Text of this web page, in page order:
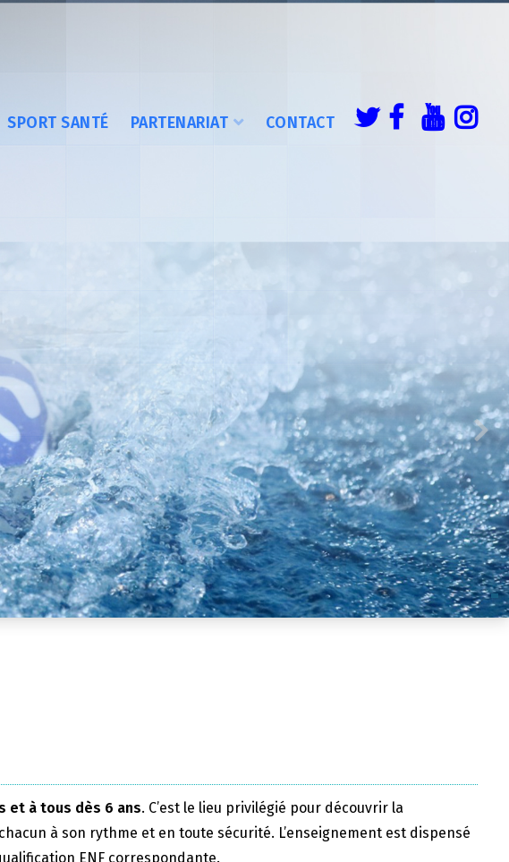
SPORT SANTÉ PARTENARIAT CONTACT
et à tous dès 6 ans. C’est le lieu privilégié pour découvrir la
à son rythme et en toute sécurité. L’enseignement est dispensé
ENF correspondante.